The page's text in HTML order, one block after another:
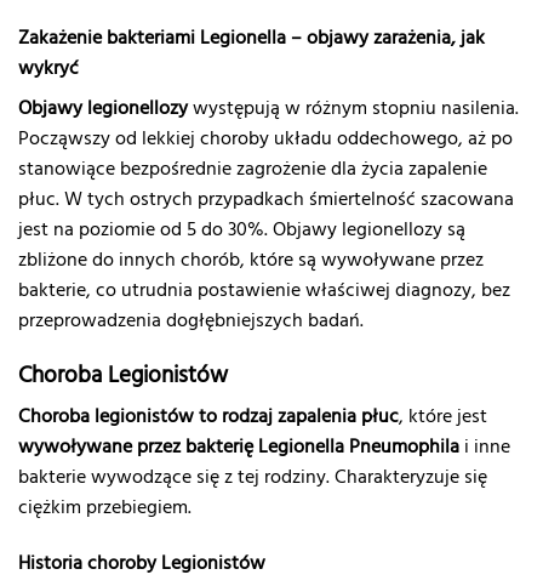
Zakażenie bakteriami Legionella – objawy zarażenia, jak
wykryć
Objawy legionellozywystępują w różnym stopniu nasilenia.
Począwszy od lekkiej choroby układu oddechowego, aż po
stanowiące bezpośrednie zagrożenie dla życia zapalenie
płuc. W tych ostrych przypadkach śmiertelność szacowana
jest na poziomie od 5 do 30%. Objawy legionellozy są
zbliżone do innych chorób, które są wywoływane przez
bakterie, co utrudnia postawienie właściwej diagnozy, bez
przeprowadzenia dogłębniejszych badań.
Choroba Legionistów
Choroba legionistów to rodzaj zapalenia płuc, które jest
wywoływane przez bakterię Legionella Pneumophilai inne
bakterie wywodzące się z tej rodziny. Charakteryzuje się
ciężkim przebiegiem.
Historia choroby Legionistów